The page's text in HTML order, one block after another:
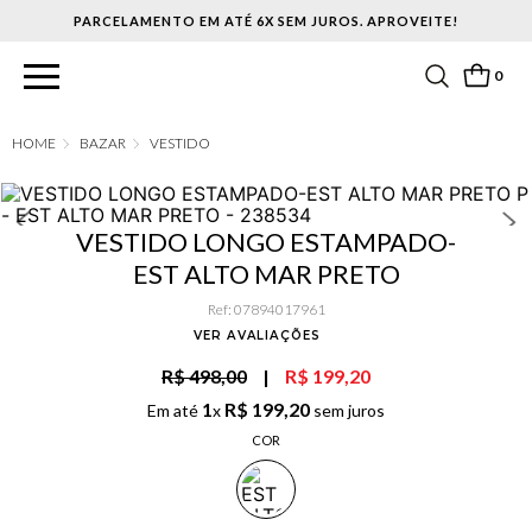
PARCELAMENTO EM ATÉ 6X SEM JUROS. APROVEITE!
0
BAZAR VESTIDO
VESTIDO LONGO ESTAMPADO-
EST ALTO MAR PRETO
Ref: 07894017961
VER AVALIAÇÕES
R$ 498,00 | R$ 199,20
Em até 1x R$ 199,20 sem juros
COR